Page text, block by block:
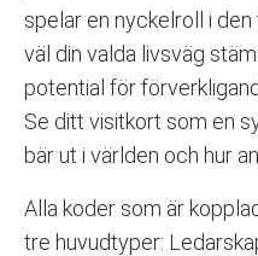
spelar en nyckelroll i
väl din valda livsväg
potential för
Se ditt visitkort som en
bär ut i världen och hur
Alla koder som är
tre huvudtyper: